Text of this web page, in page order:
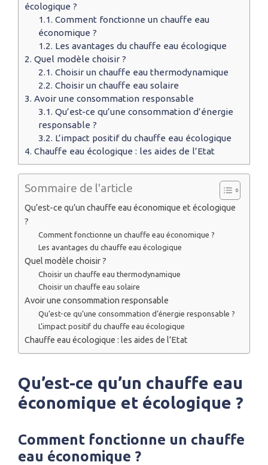
écologique ?
1.1. Comment fonctionne un chauffe eau
économique ?
1.2. Les avantages du chauffe eau écologique
2. Quel modèle choisir ?
2.1. Choisir un chauffe eau thermodynamique
2.2. Choisir un chauffe eau solaire
3. Avoir une consommation responsable
3.1. Qu’est-ce qu’une consommation d’énergie
responsable ?
3.2. L’impact positif du chauffe eau écologique
4. Chauffe eau écologique : les aides de l’Etat
Sommaire de l'article
Qu’est-ce qu’un chauffe eau économique et écologique
?
Comment fonctionne un chauffe eau économique ?
Les avantages du chauffe eau écologique
Quel modèle choisir ?
Choisir un chauffe eau thermodynamique
Choisir un chauffe eau solaire
Avoir une consommation responsable
Qu’est-ce qu’une consommation d’énergie responsable ?
L’impact positif du chauffe eau écologique
Chauffe eau écologique : les aides de l’Etat
Qu’est-ce qu’un chauffe eau
économique et écologique ?
Comment fonctionne un chauffe
eau économique ?